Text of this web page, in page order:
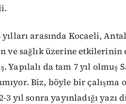
yılları arasında Kocaeli,
ve sağlık üzerine
Yapılalı da tam 7 yıl
Biz, böyle bir çalışma
3 yıl sonra yayınladığı